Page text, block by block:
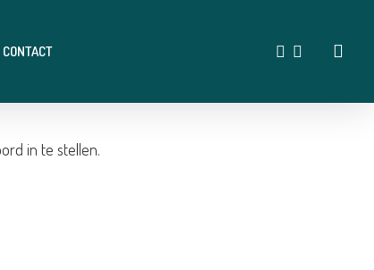
CONTACT FACEBOOKINSTAGRAM
in te stellen.